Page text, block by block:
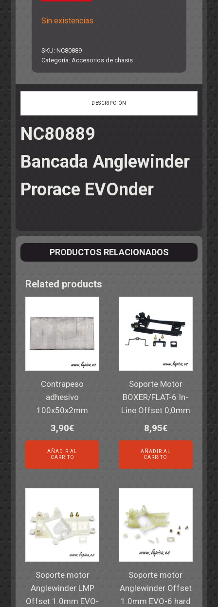
Sin existencias
SKU:NC80889
Categoría: Accesorios de chasis
DESCRIPCIÓN
NC80889
Bancada Anglewinder
Prorace EVOnder
PRODUCTOS RELACIONADOS
Related products
Contrapeso
adhesivo
100x50x2mm
3,90€
AÑADIR AL
CARRITO
Soporte Motor
BOXER/FLAT-6 In-
Line Offset 0,0mm
8,95€
AÑADIR AL
CARRITO
Soporte motor
Anglewinder LMP
Offset 1.0mm EVO-
Soporte motor
Anglewinder Offset
1.0mm EVO-6 hard